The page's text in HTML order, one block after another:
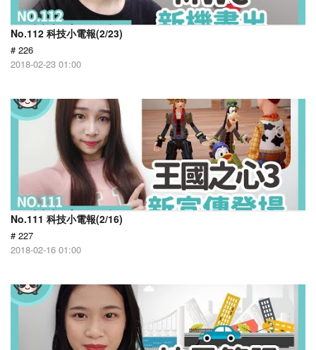
No.112 科技小電報(2/23)
# 226
2018-02-23 01:00
No.111 科技小電報(2/16)
# 227
2018-02-16 01:00